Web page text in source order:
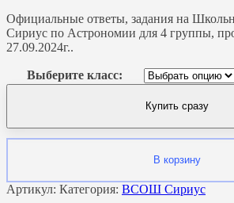
Официальные ответы, задания на
Сириус по Астрономии для 4 группы,
27.09.2024г..
Выберите класс:
Купить сразу
В корзину
Артикул: Категория: ВСОШ Сириус